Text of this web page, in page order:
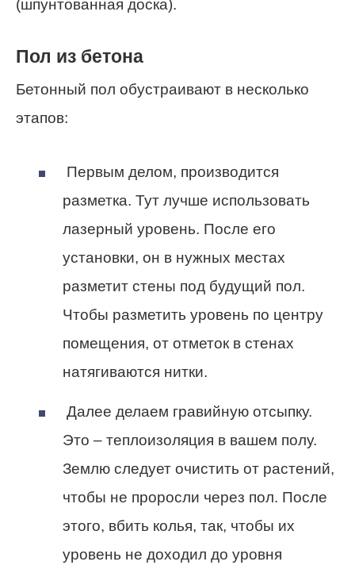
(шпунтованная доска).
Пол из бетона
Бетонный пол обустраивают в несколько
этапов:
Первым делом, производится
разметка. Тут лучше использовать
лазерный уровень. После его
установки, он в нужных местах
разметит стены под будущий пол.
Чтобы разметить уровень по центру
помещения, от отметок в стенах
натягиваются нитки.
Далее делаем гравийную отсыпку.
Это – теплоизоляция в вашем полу.
Землю следует очистить от растений,
чтобы не проросли через пол. После
этого, вбить колья, так, чтобы их
уровень не доходил до уровня